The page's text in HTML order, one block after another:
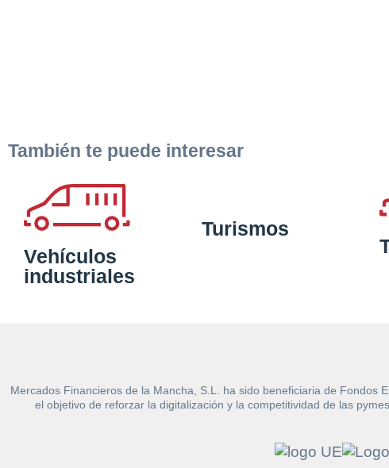
También te puede interesar
Vehículos
industriales
Turismos
Mercados Financieros de la Mancha, S.L. ha sido beneficiaria de Fondos
el objetivo de reforzar la digitalización y la competitividad de las